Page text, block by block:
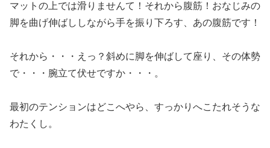
マットの上では滑りませんて！それから腹筋！おなじみの
脚を曲げ伸ばししながら手を振り下ろす、あの腹筋です！
それから・・・えっ？斜めに脚を伸ばして座り、その体勢
で・・・腕立て伏せですか・・・。
最初のテンションはどこへやら、すっかりへこたれそうな
わたくし。